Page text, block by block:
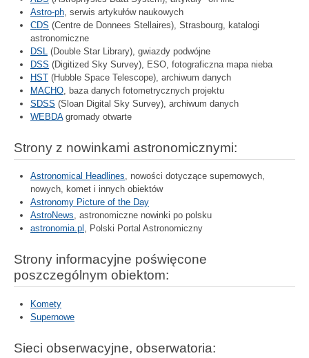
Astro-ph , serwis artykułów naukowych
CDS (Centre de Donnees Stellaires), Strasbourg, katalogi
astronomiczne
DSL (Double Star Library), gwiazdy podwójne
DSS (Digitized Sky Survey), ESO, fotograficzna mapa nieba
HST (Hubble Space Telescope), archiwum danych
MACHO , baza danych fotometrycznych projektu
SDSS (Sloan Digital Sky Survey), archiwum danych
WEBDAgromady otwarte
Strony z nowinkami astronomicznymi:
Astronomical Headlines, nowości dotyczące supernowych,
nowych, komet i innych obiektów
Astronomy Picture of the Day
AstroNews, astronomiczne nowinki po polsku
astronomia.pl , Polski Portal Astronomiczny
Strony informacyjne poświęcone
poszczególnym obiektom:
Komety
Supernowe
Sieci obserwacyjne, obserwatoria: